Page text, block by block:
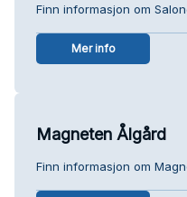
Finn informasjon om
Mer info
Magneten Ålgård
Finn informasjon om